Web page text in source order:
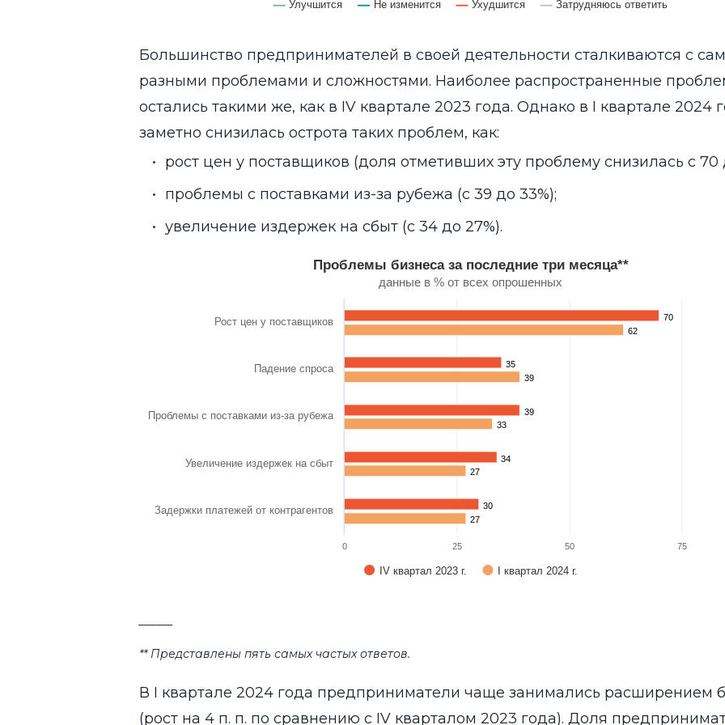
Улучшится Не изменится Ухудшится Затрудняюсь ответить
Большинство предпринимателей в своей деятельности сталкиваются с
разными проблемами и сложностями. Наиболее распространенные
остались такими же, как в IV квартале 2023 года. Однако в I квартале 2024
заметно снизилась острота таких проблем, как:
рост цен у поставщиков (доля отметивших эту проблему снизилась с 70
проблемы с поставками из-за рубежа (с 39 до 33%);
увеличение издержек на сбыт (с 34 до 27%).
данные в % от всех опрошенных
View as data table, Проблемы бизнеса за последние три месяца**
The chart has 1 X axis displaying categories.
The chart has 1 Y axis displaying values. Range: 0 to 100.
Проблемы бизнеса за последние три месяца**
данные в % от всех опрошенных
70
70
35
35
39
39
34
34
30
30
62
62
39
39
33
33
27
27
27
27
IV квартал 2023 г. I квартал 2024 г.
Рост цен у поставщиков
Падение спроса
Проблемы с поставками из-за рубежа
Увеличение издержек на сбыт
Задержки платежей от контрагентов
0 25 50 75
** Представлены пять самых частых ответов.
В I квартале 2024 года предприниматели чаще занимались расширением
(рост на 4 п. п. по сравнению с IV кварталом 2023 года). Доля